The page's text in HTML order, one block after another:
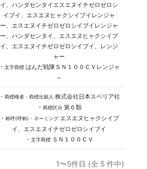
イ、ハンダセンタイエスエヌイチゼロゼロシ
イブイ、エスエヌヒャクシイブイレンジャ
ー、エスエヌイチゼロゼロシイブイレンジャ
ー、ハンダセンタイ、エスエヌヒャクシイブ
イ、エスエヌイチゼロゼロシイブイ、レンジ
ャー
・ 文字商標はんだ戦隊ＳＮ１００ＣＶレンジャ
−
・ 商標権者・商標出願人 株式会社日本スペリア社
・ 商標区分第６類
・ 称呼(呼称)・ネーミングエスエヌヒャクシイブ
イ、エスエヌイチゼロゼロシイブイ
・ 文字商標ＳＮ１００ＣＶ
1〜5件目 (全 5 件中)